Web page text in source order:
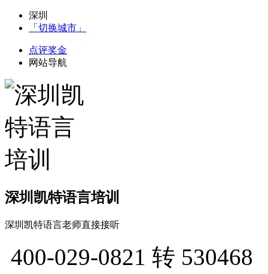
深圳
「切换城市」
点评奖金
网站导航
深圳凯特语言培训
深圳凯特语言老师直接接听
400-029-0821 转 530468